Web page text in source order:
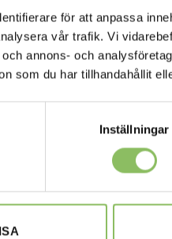
för att anpassa
vår trafik. Vi
annons- och
som du har tillhandahållit
Inställningar